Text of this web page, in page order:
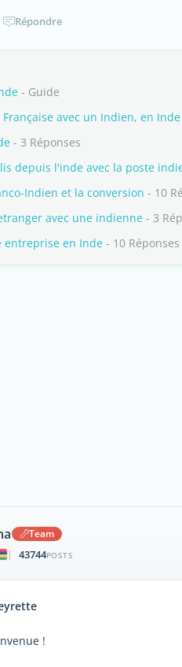
Répondre
- Guide
avec un Indien, en Inde
- 3 Réponses
depuis l'inde avec la poste
Indien et la conversion - 10
avec une indienne - 3
entreprise en Inde - 10 Réponses
Team
|
43744POSTS
!